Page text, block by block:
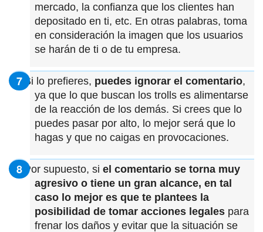
mercado, la confianza que los clientes han
depositado en ti, etc. En otras palabras, toma
en consideración la imagen que los usuarios
se harán de ti o de tu empresa.
Si lo prefieres, puedes ignorar el comentario,
ya que lo que buscan los trolls es alimentarse
de la reacción de los demás. Si crees que lo
puedes pasar por alto, lo mejor será que lo
hagas y que no caigas en provocaciones.
Por supuesto, si el comentario se torna muy
agresivo o tiene un gran alcance, en tal
caso lo mejor es que te plantees la
posibilidad de tomar acciones legales para
frenar los daños y evitar que la situación se